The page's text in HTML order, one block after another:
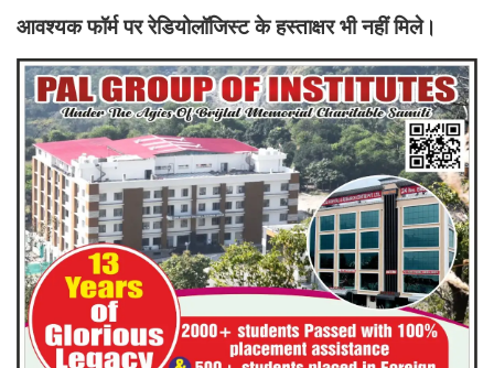
आवश्यक फॉर्म पर रेडियोलॉजिस्ट के हस्ताक्षर भी नहीं मिले।